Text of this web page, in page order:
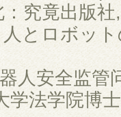
究竟出版社
とロボッ
人安全监
学法学院博